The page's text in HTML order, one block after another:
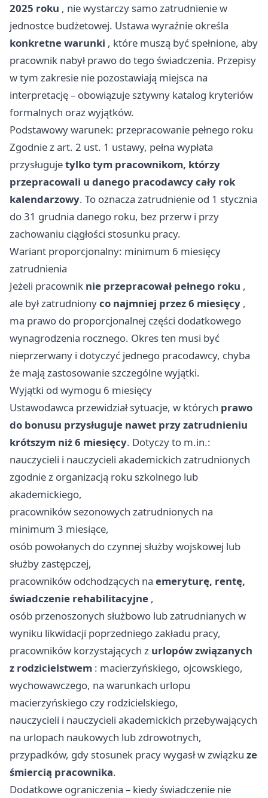
2025 roku , nie wystarczy samo zatrudnienie w
jednostce budżetowej. Ustawa wyraźnie określa
konkretne warunki , które muszą być spełnione, aby
pracownik nabył prawo do tego świadczenia. Przepisy
w tym zakresie nie pozostawiają miejsca na
interpretację – obowiązuje sztywny katalog kryteriów
formalnych oraz wyjątków.
Podstawowy warunek: przepracowanie pełnego roku
Zgodnie z art. 2 ust. 1 ustawy, pełna wypłata
przysługujetylko tym pracownikom, którzy
przepracowali u danego pracodawcy cały rok
kalendarzowy. To oznacza zatrudnienie od 1 stycznia
do 31 grudnia danego roku, bez przerw i przy
zachowaniu ciągłości stosunku pracy.
Wariant proporcjonalny: minimum 6 miesięcy
zatrudnienia
Jeżeli pracownik nie przepracował pełnego roku ,
ale był zatrudnionyco najmniej przez 6 miesięcy ,
ma prawo do proporcjonalnej części dodatkowego
wynagrodzenia rocznego. Okres ten musi być
nieprzerwany i dotyczyć jednego pracodawcy, chyba
że mają zastosowanie szczególne wyjątki.
Wyjątki od wymogu 6 miesięcy
Ustawodawca przewidział sytuacje, w których prawo
do bonusu przysługuje nawet przy zatrudnieniu
krótszym niż 6 miesięcy. Dotyczy to m.in.:
nauczycieli i nauczycieli akademickich zatrudnionych
zgodnie z organizacją roku szkolnego lub
akademickiego,
pracowników sezonowych zatrudnionych na
minimum 3 miesiące,
osób powołanych do czynnej służby wojskowej lub
służby zastępczej,
pracowników odchodzących na emeryturę, rentę,
świadczenie rehabilitacyjne ,
osób przenoszonych służbowo lub zatrudnianych w
wyniku likwidacji poprzedniego zakładu pracy,
pracowników korzystających z urlopów związanych
z rodzicielstwem : macierzyńskiego, ojcowskiego,
wychowawczego, na warunkach urlopu
macierzyńskiego czy rodzicielskiego,
nauczycieli i nauczycieli akademickich przebywających
na urlopach naukowych lub zdrowotnych,
przypadków, gdy stosunek pracy wygasł w związku ze
śmiercią pracownika.
Dodatkowe ograniczenia – kiedy świadczenie nie